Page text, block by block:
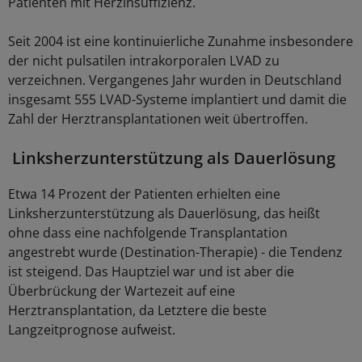
Seit 2004 ist eine kontinuierliche Zunahme insbesondere
der nicht pulsatilen intrakorporalen LVAD zu
verzeichnen. Vergangenes Jahr wurden in Deutschland
insgesamt 555 LVAD-Systeme implantiert und damit die
Zahl der Herztransplantationen weit übertroffen.
Linksherzunterstützung als Dauerlösung
Etwa 14 Prozent der Patienten erhielten eine
Linksherzunterstützung als Dauerlösung, das heißt
ohne dass eine nachfolgende Transplantation
angestrebt wurde (Destination-Therapie) - die Tendenz
ist steigend. Das Hauptziel war und ist aber die
Überbrückung der Wartezeit auf eine
Herztransplantation, da Letztere die beste
Langzeitprognose aufweist.